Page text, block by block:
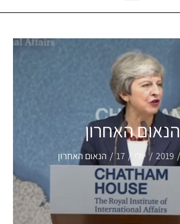
הנאום האחרון
2019 יולי 17 הנאום האחרון